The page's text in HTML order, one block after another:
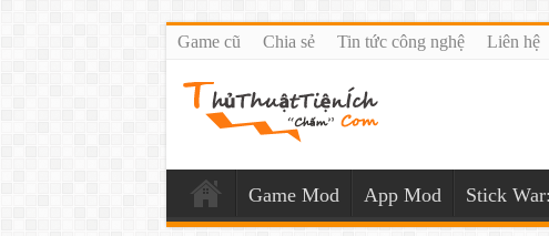
Game cũ Chia sẻ Tin tức công nghệ Liên hệ
Game Mod App Mod Stick